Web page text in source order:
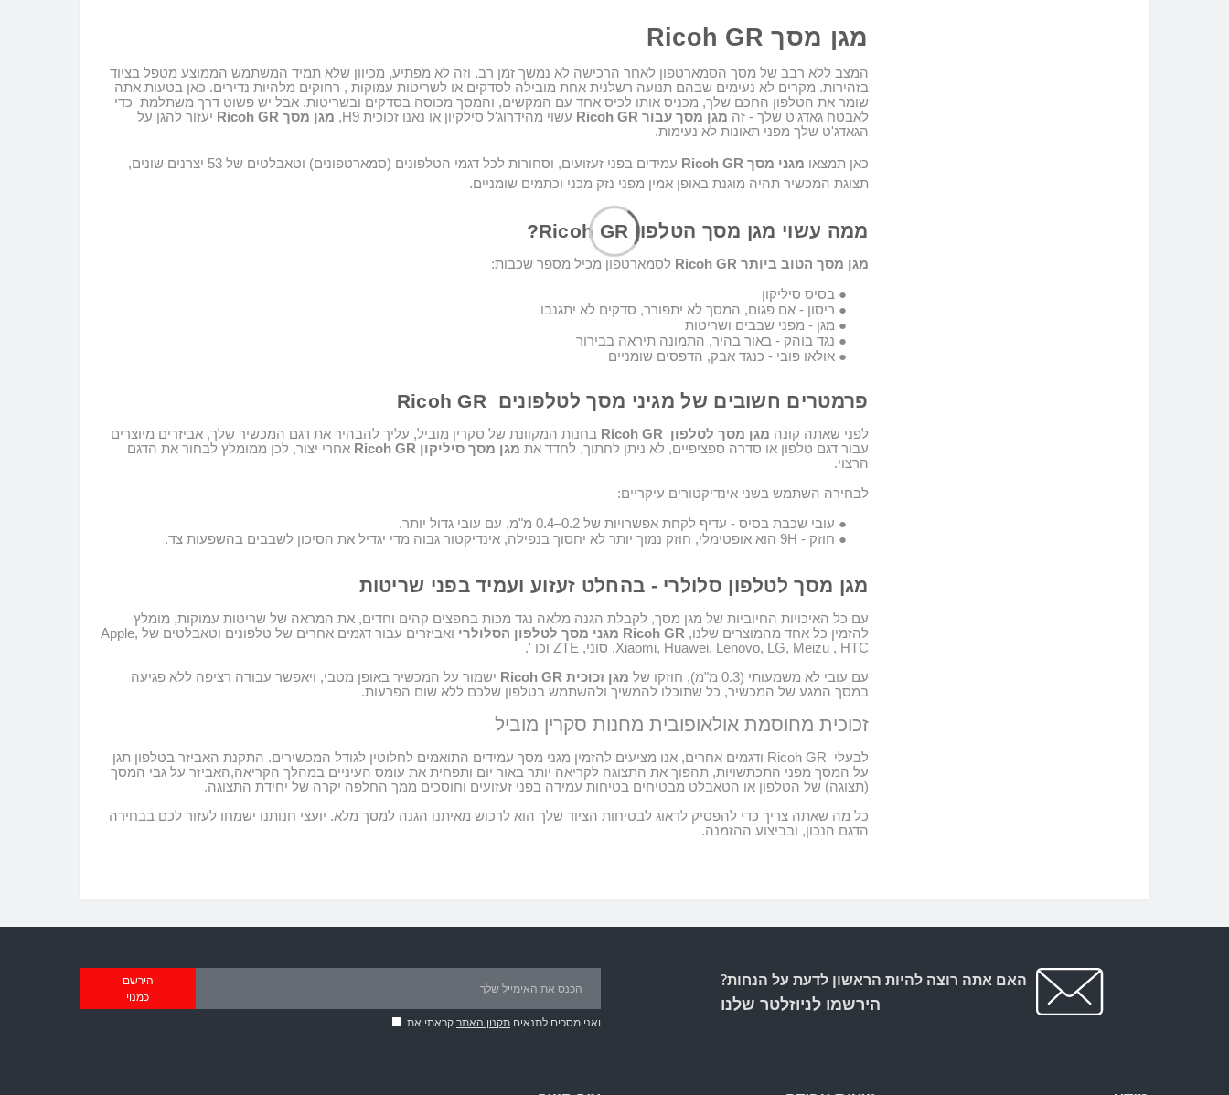
מגן מסך Ricoh GR
המצב ללא רבב של מסך הסמארטפון לאחר הרכישה לא נמשך זמן רב. וזה לא מפתיע, מכיוון שלא תמיד המשתמש הממוצע מטפל בציוד
בזהירות. מקרים לא נעימים שבהם תנועה רשלנית אחת מובילה לסדקים או לשריטות עמוקות , רחוקים מלהיות נדירים. כאן בטעות אתה
שומר את הטלפון החכם שלך, מכניס אותו לכיס אחד עם המקשים, והמסך מכוסה בסדקים ובשריטות.אבל יש פשוט דרך משתלמת כדי
לאבטח גאדג'ט שלך - זה מגן מסך עבור Ricoh GR עשוי מהידרוג'ל סילקיון או נאנו זכוכית 9 H
, מגן מסך Ricoh GR יעזור להגן על
הגאדג'ט שלך מפני תאונות לא נעימות.
כאן תמצאו מגני מסך Ricoh GR עמידים בפני זעזועים,
וסחורות לכל דגמי הטלפונים (סמארטפונים) וטאבלטים של 53 יצרנים שונים,
תצוגת המכשיר תהיה מוגנת באופן אמין מפני נזק מכני וכתמים שומניים.
ממה עשוי מגן מסך הטלפון Ricoh GR
?
מגן מסך הטוב ביותר Ricoh GR לסמארטפון מכיל מספר שכבות:
● בסיס סיליקון
● ריסון - אם פגום, המסך לא יתפורר, סדקים לא יתגנבו
● מגן - מפני שבבים ושריטות
● נגד בוהק - באור בהיר, התמונה תיראה בבירור
●אולאו פובי- כנגד אבק, הדפסים שומניים
פרמטרים חשובים של מגיני מסך לטלפונים
לפני שאתה קונה מגן מסך לטלפון
בחנות המקוונת של סקרין מוביל, עליך להבהיר את דגם המכשיר שלך, אביזרים מיוצרים
עבור דגם טלפון או סדרה ספציפיים, לא ניתן לחתוך, לחדד את מגן מסך סיליקון Ricoh GR אחרי יצור, לכן ממומלץ לבחור את הדגם
הרצוי.
לבחירה השתמש בשני אינדיקטורים עיקריים:
● עובי שכבת בסיס - עדיף לקחת אפשרויות של 0.2–0.4 מ"מ, עם עובי גדול יותר.
● חוזק- 9H הוא אופטימלי, חוזק נמוך יותר לא יחסוך בנפילה, אינדיקטור גבוה מדי יגדיל את הסיכון לשבבים בהשפעות צד.
מגן מסך לטלפון סלולרי - בהחלט זעזוע ועמיד בפני שריטות
עם כל האיכויות החיוביות של מגן מסך, לקבלת הגנה מלאה נגד מכות בחפצים קהים וחדים, את המראה של שריטות עמוקות, מומלץ
להזמין כל אחד מהמוצרים שלנו, Ricoh GR מגני מסך לטלפון הסלולרי ואביזרים עבור דגמים אחרים של טלפונים וטאבלטים של Apple,
Xiaomi, Huawei, Lenovo, LG, Meizu , HTC,
סוני, ZTE וכו '.
עם עובי לא משמעותי (0.3 מ"מ), חוזקו של
מגן זכוכית Ricoh GR ישמור על המכשיר באופן מטבי, ויאפשר עבודה רציפה ללא פגיעה
במסך המגע של המכשיר, כל שתוכלו להמשיך ולהשתמש בטלפון שלכם ללא שום הפרעות.
זכוכית מחוסמת אולאופובית מחנות סקרין מוביל
לבעלי ודגמים אחרים, אנו מציעים להזמין מגני מסך עמידים התואמים לחלוטין לגודל המכשירים. התקנת האביזר בטלפון תגן
על המסך מפני התכתשויות, תהפוך את התצוגה לקריאה יותר באור יום ותפחית את עומס העיניים במהלך הקריאה,האביזר על גבי המסך
(תצוגה) של הטלפון או הטאבלט מבטיחים בטיחות עמידה בפני זעזועים וחוסכים ממך החלפה יקרה של יחידת התצוגה.
כל מה שאתה צריך כדי להפסיק לדאוג לבטיחות הציוד שלך הוא לרכוש מאיתנו הגנה למסך מלא. יועצי חנותנו ישמחו לעזור לכם בבחירה
הדגם הנכון, ובביצוע ההזמנה.
האם אתה רוצה להיות הראשון לדעת על הנחות?
הירשמו לניוזלטר שלנו
הירשם
כמנוי
ואני מסכים לתנאים תקנון האתרקראתי את